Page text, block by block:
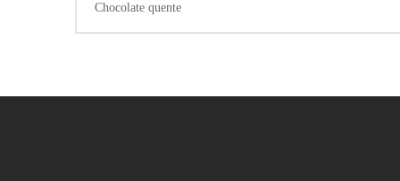
Chocolate quente